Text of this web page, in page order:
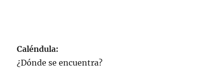
Caléndula:
¿Dónde se encuentra?